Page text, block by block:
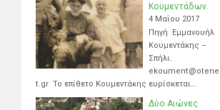
Κουμεντάδων.
4 Μαΐου 2017
Πηγή Εμμανουήλ
Κουμεντάκης –
Σπήλι.
ekoument@otene
t.gr Το επίθετο Κουμεντάκης ευρίσκεται…
Δύο Αιώνες